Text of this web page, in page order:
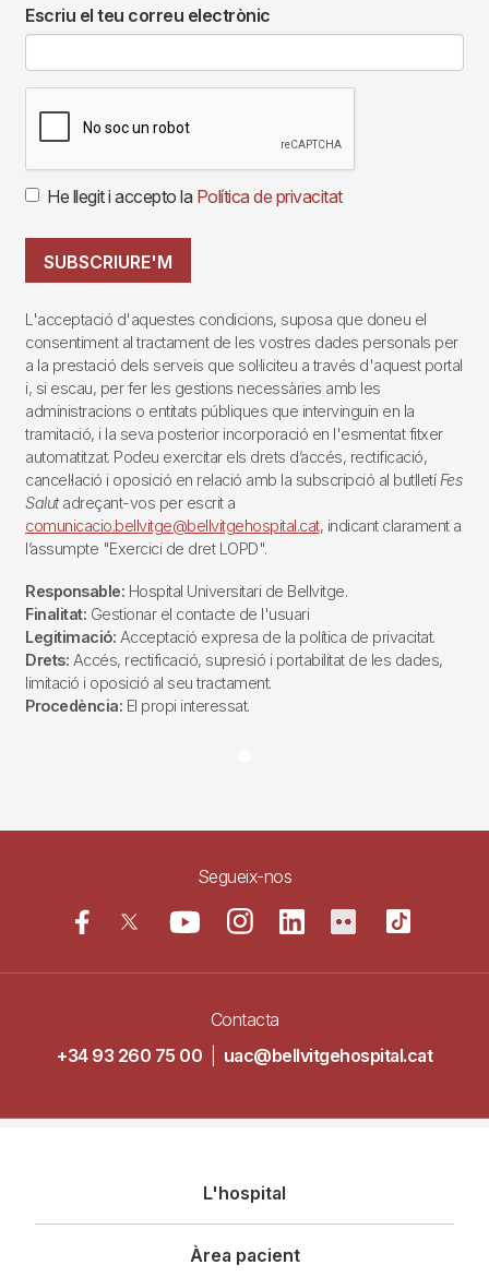
Escriu el teu correu electrònic
He llegit i accepto la Política de privacitat
SUBSCRIURE'M
L'acceptació d'aquestes condicions, suposa que doneu el
consentiment al tractament de les vostres dades personals per
a la prestació dels serveis que sol·liciteu a través d'aquest portal
i, si escau, per fer les gestions necessàries amb les
administracions o entitats públiques que intervinguin en la
tramitació, i la seva posterior incorporació en l'esmentat fitxer
automatitzat. Podeu exercitar els drets d’accés, rectificació,
cancel·lació i oposició en relació amb la subscripció al butlletí Fes
Salutadreçant-vos per escrit a
comunicacio.bellvitge@bellvitgehospital.cat, indicant clarament a
l’assumpte "Exercici de dret LOPD".
Responsable: Hospital Universitari de Bellvitge.
Finalitat: Gestionar el contacte de l'usuari
Legitimació: Acceptació expresa de la política de privacitat.
Drets: Accés, rectificació, supresió i portabilitat de les dades,
limitació i oposició al seu tractament.
Procedència: El propi interessat.
Segueix-nos
Contacta
+34 93 260 75 00
uac@bellvitgehospital.cat
principal
L'hospital
Àrea pacient